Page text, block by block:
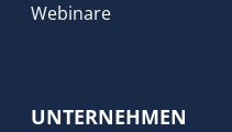
Webinare
UNTERNEHMEN